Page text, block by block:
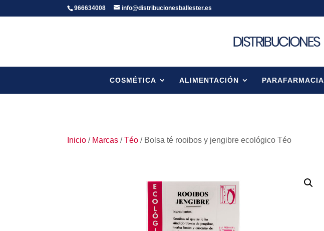
966634008 info@distribucionesballester.es
COSMÉTICA ALIMENTACIÓN PARAFARMACIA
Inicio / Marcas /Téo / Bolsa té rooibos y jengibre ecológico Téo